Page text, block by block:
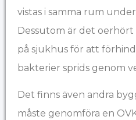
vistas i samma rum
Dessutom är det
på sjukhus för att
bakterier sprids genom
Det finns även andra
måste genomföra en